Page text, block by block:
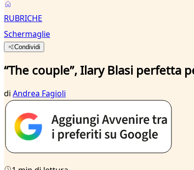
RUBRICHE
Schermaglie
Condividi
“The couple”, Ilary Blasi perfetta
di Andrea Fagioli